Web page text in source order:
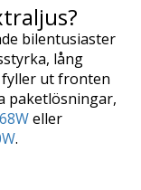
bilentusiaster
lång
fyller ut fronten
paketlösningar,
eller
.